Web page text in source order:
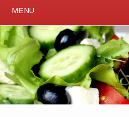
MENU